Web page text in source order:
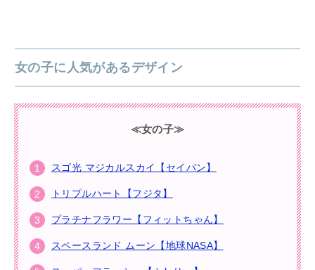
女の子に人気があるデザイン
≪女の子≫
スゴ光 マジカルスカイ【セイバン】
トリプルハート【フジタ】
プラチナフラワー【フィットちゃん】
スペースランド ムーン【地球NASA】